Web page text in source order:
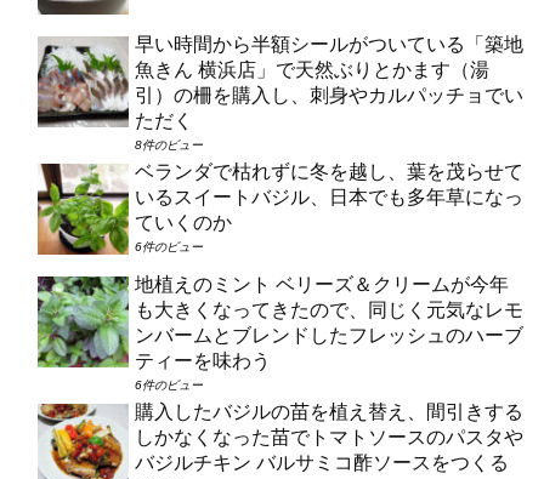
早い時間から半額シールがついている「築地
魚きん 横浜店」で天然ぶりとかます（湯
引）の柵を購入し、刺身やカルパッチョでい
ただく
8件のビュー
ベランダで枯れずに冬を越し、葉を茂らせて
いるスイートバジル、日本でも多年草になっ
ていくのか
6件のビュー
地植えのミント ベリーズ＆クリームが今年
も大きくなってきたので、同じく元気なレモ
ンバームとブレンドしたフレッシュのハーブ
ティーを味わう
6件のビュー
購入したバジルの苗を植え替え、間引きする
しかなくなった苗でトマトソースのパスタや
バジルチキン バルサミコ酢ソースをつくる